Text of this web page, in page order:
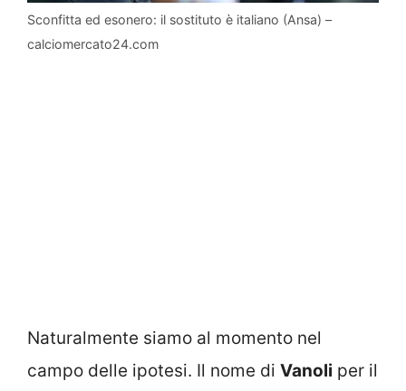
Sconfitta ed esonero: il sostituto è italiano (Ansa) –
calciomercato24.com
Naturalmente siamo al momento nel
campo delle ipotesi. Il nome di Vanoli per il